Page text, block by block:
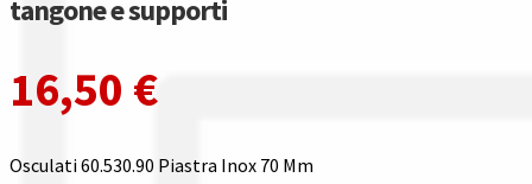
Gestione resi
tangone e supporti
16,50 €
Osculati 60.530.90 Piastra Inox 70 Mm